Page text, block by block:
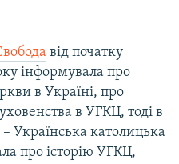
від початку
інформувала про
в Україні, про
в УГКЦ, тоді в
– Українська католицька
про історію УГКЦ,